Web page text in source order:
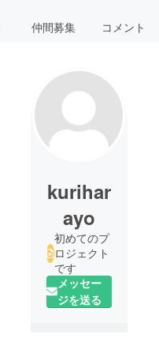
仲間募集 コメント
kurihar
ayo
初めてのプ
ロジェクト
です
メッセー
ジを送る